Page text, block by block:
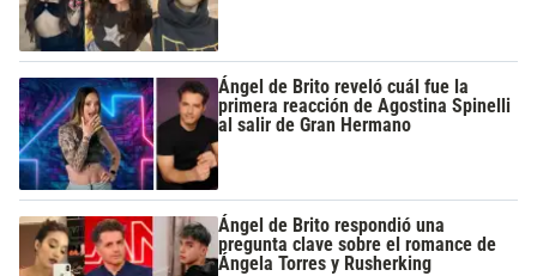
Ángel de Brito reveló cuál fue la
primera reacción de Agostina Spinelli
al salir de Gran Hermano
Ángel de Brito respondió una
pregunta clave sobre el romance de
Ángela Torres y Rusherking